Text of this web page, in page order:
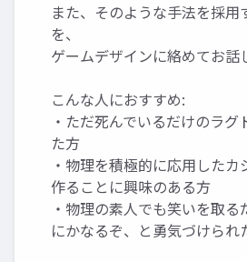
また、そのような手法を採
を、
ゲームデザインに絡めてお話
こんな人におすすめ:
・ただ死んでいるだけのラグ
た方
・物理を積極的に応用したカ
作ることに興味のある方
・物理の素人でも笑いを取る
にかなるぞ、と勇気づけられ